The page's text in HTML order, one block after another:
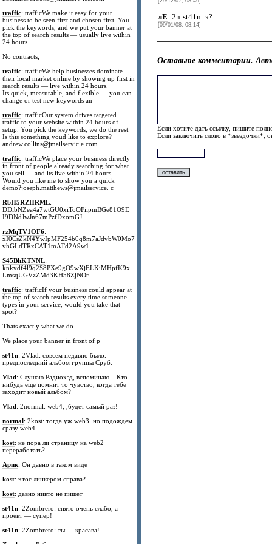
traffic: trafficWe make it easy for your
business to be seen first and chosen first. You
pick the keywords, and we put your banner at
the top of search results — usually live within
24 hours.
No contracts,
traffic: trafficWe help businesses dominate
their local market online by showing up first in
search results — live within 24 hours.
Its quick, measurable, and flexible — you can
change or test new keywords an
traffic: trafficOur system drives targeted
traffic to your website within 24 hours of
setup. You pick the keywords, we do the rest.
Is this something youd like to explore?
andrew.collins@jmailservic e.com
traffic: trafficWe place your business directly
in front of people already searching for what
you sell — and its live within 24 hours.
Would you like me to show you a quick
demo?joseph.matthews@jmailservice. c
RbH5RZHRML:
DDibNZea4a7wtGU0xiToOFiipmBGe81O9E
I9DNdJwJn67mPzfDxomGJ
rzMqTV1OF6:
xI0CsZkN4YwIpMF254b0q8m7aJdvbW0Mo7
vhGLdTRxCAT1mATd2A9w1
S45BhKTNNL:
knkvdf4l9q2S8PXe9gO9wXjELKiMHpfK9x
LmsqUGVzZMd3KH58ZjNOr
traffic: trafficIf your business could appear at
the top of search results every time someone
types in your service, would you take that
spot?
Thats exactly what we do.
We place your banner in front of p
st41n: 2Vlad: совсем недавно было.
предпоследний альбом группы Сруб.
Vlad: Слушаю Радиохэд, вспоминаю... Кто-
нибудь еще помнит то чувство, когда тебе
заходит новый альбом?
Vlad: 2normal: web4, ,будет самый раз!
normal: 2kost: тогда уж web3. но подождем
сразу web4...
kost: не пора ли страницу на web2
переработать?
Арик: Он давно в таком виде
kost: чтос линкером справа?
kost: давно никто не пишет
st41n: 2Zombrero: снято очень слабо, а
проект — супер!
st41n: 2Zombrero: ты — красава!
лЕ: 2n:st41n: э?
[09/01/08, 08:14]
Оставьте комментарии.
Если хотите дать ссылку, пишите
Если заключить слово в *звёздочки*,